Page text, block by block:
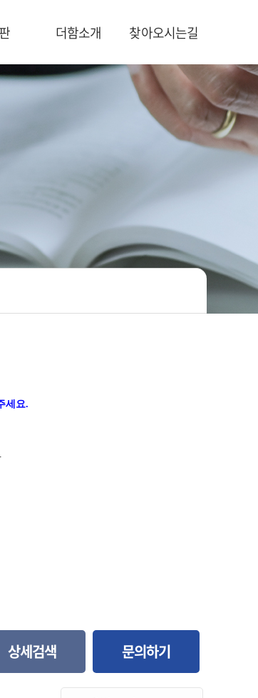
더함소개 찾아오시는길
세요.
상세검색 문의하기